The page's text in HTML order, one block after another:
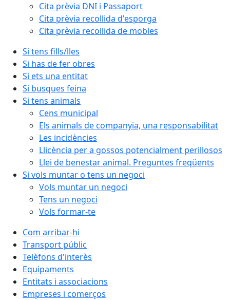
Cita prèvia DNI i Passaport
Cita prèvia recollida d'esporga
Cita prèvia recollida de mobles
Si tens fills/lles
Si has de fer obres
Si ets una entitat
Si busques feina
Si tens animals
Cens municipal
Els animals de companyia, una responsabilitat
Les incidències
Llicència per a gossos potencialment perillosos
Llei de benestar animal. Preguntes freqüents
Si vols muntar o tens un negoci
Vols muntar un negoci
Tens un negoci
Vols formar-te
Com arribar-hi
Transport públic
Telèfons d'interès
Equipaments
Entitats i associacions
Empreses i comerços